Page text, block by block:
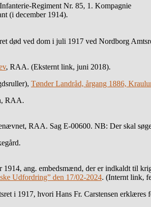
Regiment Nr. 85, 1. Kompagnie
(i december 1914).
død ved dom i juli 1917 ved Nordborg
, RAA. (Eksternt link, juni 2018).
Tønder Landråd, årgang 1886,
RAA.
RAA. Sag E-00600. NB: Der skal
1914, ang. embedsmænd, der er indkaldt til
Udfordring” den 17/02-2024. (Internt link,
i 1917, hvori Hans Fr. Carstensen